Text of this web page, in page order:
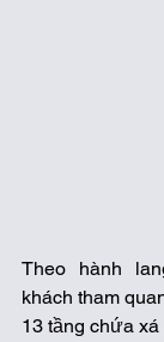
Theo hành
khách tham
13 tầng chứa